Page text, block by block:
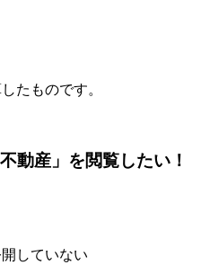
たものです。
していない